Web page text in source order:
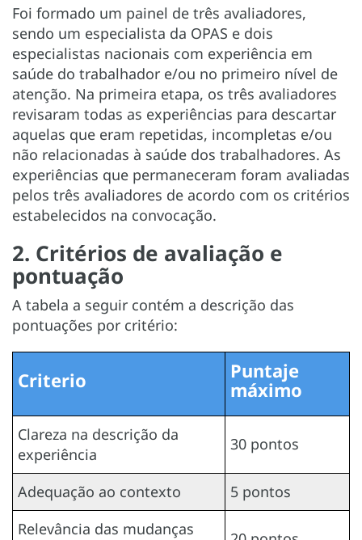
Foi formado um painel de três avaliadores,
sendo um especialista da OPAS e dois
especialistas nacionais com experiência em
saúde do trabalhador e/ou no primeiro nível de
atenção. Na primeira etapa, os três avaliadores
revisaram todas as experiências para descartar
aquelas que eram repetidas, incompletas e/ou
não relacionadas à saúde dos trabalhadores. As
experiências que permaneceram foram avaliadas
pelos três avaliadores de acordo com os critérios
estabelecidos na convocação.
2. Critérios de avaliação e
pontuação
A tabela a seguir contém a descrição das
pontuações por critério:
Criterio
Puntaje
máximo
Clareza na descrição da
experiência
30 pontos
Adequação ao contexto
5 pontos
Relevância das mudanças